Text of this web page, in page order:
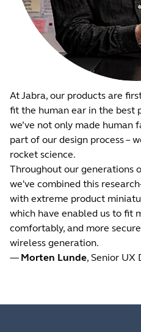
At Jabra, our products are
fit the human ear in the best
we’ve not only made human
part of our design process –
rocket science.
Throughout our generations
we've combined this
with extreme product
which have enabled us to fit
comfortably, and more
wireless generation.
— Morten Lunde, Senior UX